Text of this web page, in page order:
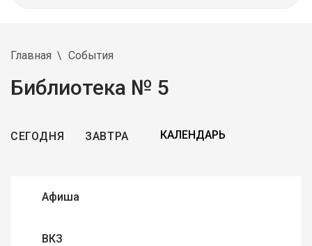
Главная События
Библиотека № 5
СЕГОДНЯ ЗАВТРА
Афиша
ВКЗ